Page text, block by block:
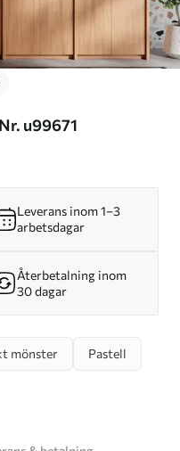
Nr. u99671
Leverans inom 1–3
arbetsdagar
Återbetalning inom
30 dagar
mönster Pastell